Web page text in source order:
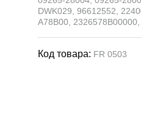
DWK029, 96612552,
A78B00,
Код товара: FR 0503